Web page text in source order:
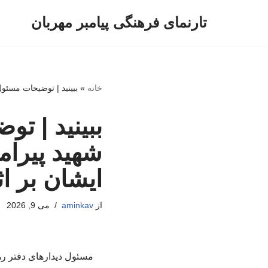
تارنمای فرهنگی پیامبر مهربان
خانه » ببینید | توضیحات
ببینید |
شهید
ایشان بر
ازaminkav می 9, 2026
مسئول دیدارهای دفتر